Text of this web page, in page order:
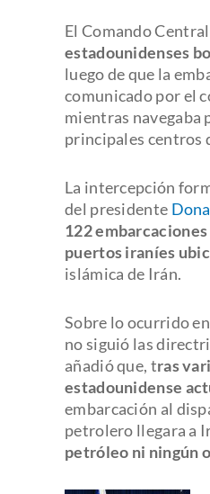
El Comando
estadounidenses
luego de que la
comunicado por el
mientras navegaba
principales centros
La intercepción
del presidente
122
puertos iraníes
islámica de Irán.
Sobre lo ocurrido
no siguió las
añadió que, tras
estadounidense
embarcación al
petrolero llegara a
petróleo ni ningún